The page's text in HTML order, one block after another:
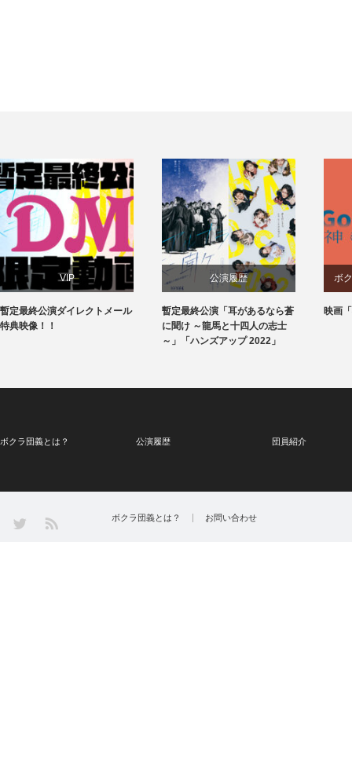
VIP
最終公演ダイレクトメール
映像！！
公演履歴
暫定最終公演「耳があるなら蒼
に聞け ～龍馬と十四人の志士
～」「ハンズアップ 2022」
ボク
映画「
ボクラ団義とは？ 公演履歴 団員紹介
Twitter ボクラ団義とは？ お問い合わせ